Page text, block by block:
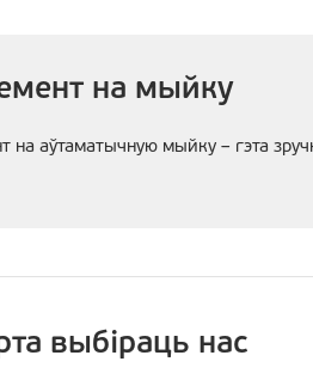
на мыйку
на аўтаматычную мыйку – гэта
выбiраць нас